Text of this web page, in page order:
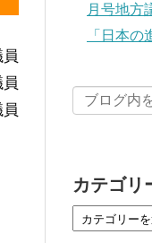
月号地方
「日本
カテゴリ